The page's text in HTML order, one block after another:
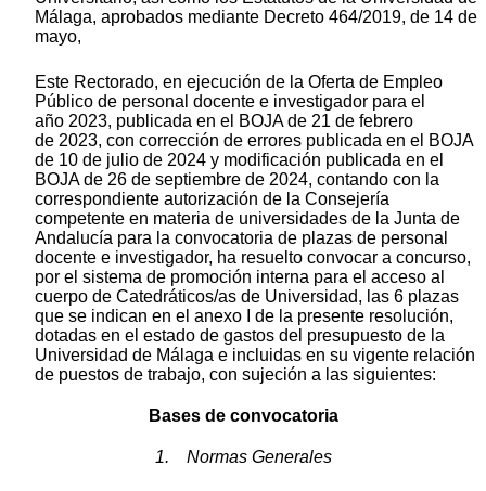
Málaga, aprobados mediante Decreto 464/2019, de 14 de
mayo,
Este Rectorado, en ejecución de la Oferta de Empleo
Público de personal docente e investigador para el
año 2023, publicada en el BOJA de 21 de febrero
de 2023, con corrección de errores publicada en el BOJA
de 10 de julio de 2024 y modificación publicada en el
BOJA de 26 de septiembre de 2024, contando con la
correspondiente autorización de la Consejería
competente en materia de universidades de la Junta de
Andalucía para la convocatoria de plazas de personal
docente e investigador, ha resuelto convocar a concurso,
por el sistema de promoción interna para el acceso al
cuerpo de Catedráticos/as de Universidad, las 6 plazas
que se indican en el anexo I de la presente resolución,
dotadas en el estado de gastos del presupuesto de la
Universidad de Málaga e incluidas en su vigente relación
de puestos de trabajo, con sujeción a las siguientes:
Bases de convocatoria
1. Normas Generales